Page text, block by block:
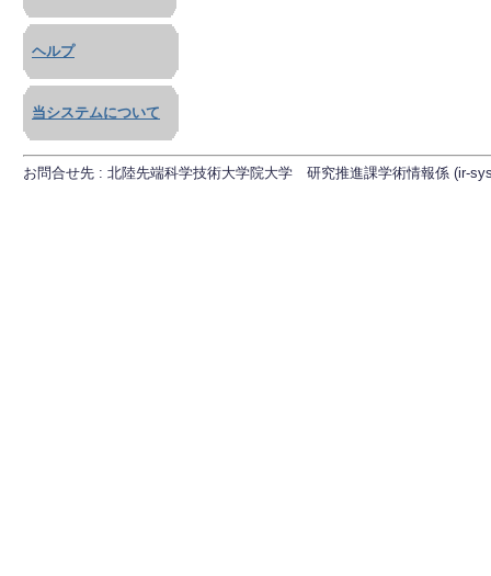
ヘルプ
当システムについて
お問合せ先 : 北陸先端科学技術大学院大学 研究推進課学術情報係 (ir-